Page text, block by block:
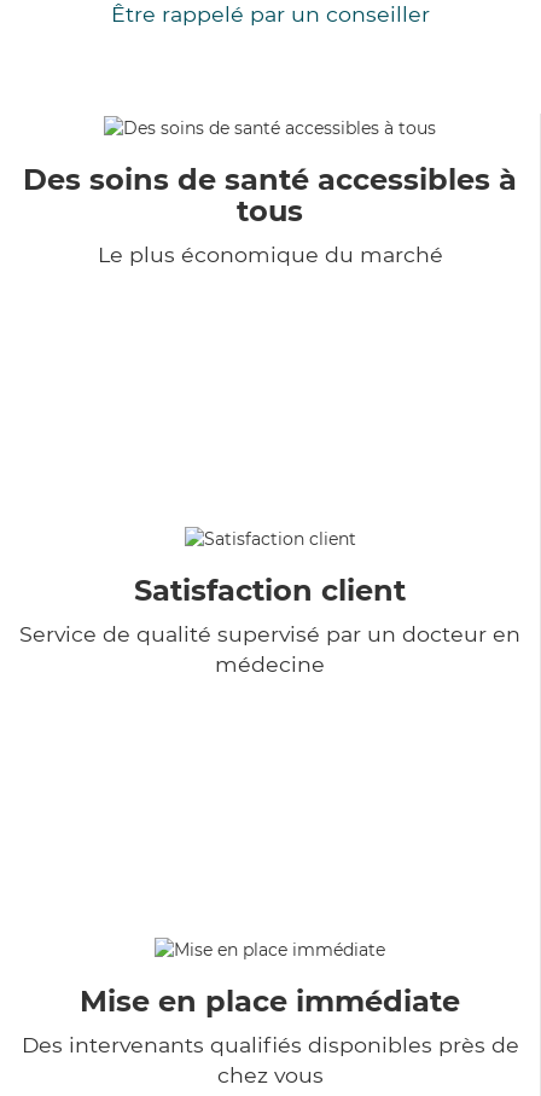
Être rappelé par un conseiller
Des soins de santé accessibles à
tous
Le plus économique du marché
Satisfaction client
Service de qualité supervisé par un docteur en
médecine
Mise en place immédiate
Des intervenants qualifiés disponibles près de
chez vous